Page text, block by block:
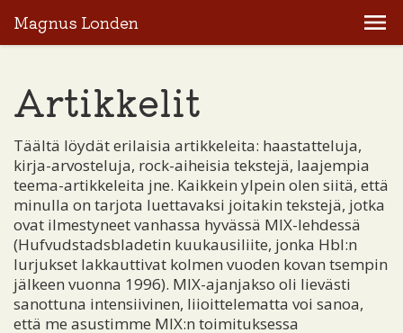
Magnus Londen
Artikkelit
Täältä löydät erilaisia artikkeleita: haastatteluja,
kirja-arvosteluja, rock-aiheisia tekstejä, laajempia
teema-artikkeleita jne. Kaikkein ylpein olen siitä, että
minulla on tarjota luettavaksi joitakin tekstejä, jotka
ovat ilmestyneet vanhassa hyvässä MIX-lehdessä
(Hufvudstadsbladetin kuukausiliite, jonka Hbl:n
lurjukset lakkauttivat kolmen vuoden kovan tsempin
jälkeen vuonna 1996). MIX-ajanjakso oli lievästi
sanottuna intensiivinen, liioittelematta voi sanoa,
että me asustimme MIX:n toimituksessa